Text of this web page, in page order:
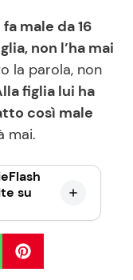
male da 16
non l’ha mai
la parola, non
figlia lui ha
così male
mai.
su